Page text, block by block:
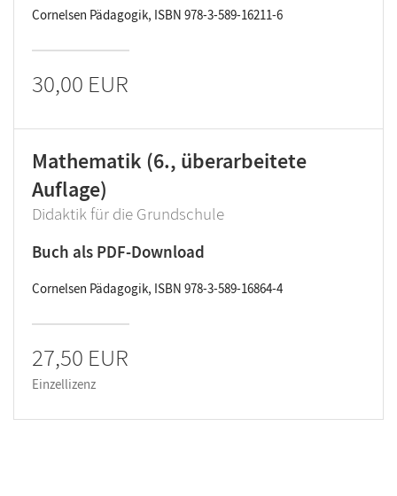
Cornelsen Pädagogik, ISBN 978-3-589-16211-6
30,00 EUR
Mathematik (6., überarbeitete
Auflage)
Didaktik für die Grundschule
Buch als PDF-Download
Cornelsen Pädagogik, ISBN 978-3-589-16864-4
27,50 EUR
Einzellizenz